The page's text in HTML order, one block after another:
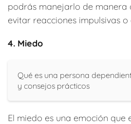
podrás manejarlo de manera
evitar reacciones impulsivas o
4. Miedo
Qué es una persona
y consejos prácticos
El miedo es una emoción que